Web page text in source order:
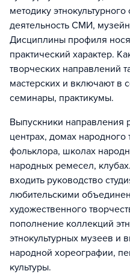
методику
деятельность СМИ,
Дисциплины профиля
практический характер.
творческих направлений
мастерских и включают в
семинары, практикумы.
Выпускники направления
центрах, домах народного
фольклора, школах
народных ремесел,
входить руководство
любительскими
художественного
пополнение коллекций
этнокультурных музеев и
народной хореографии,
культуры.